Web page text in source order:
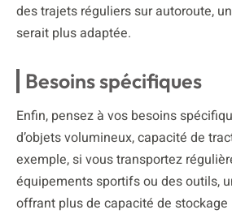
des trajets réguliers sur autoroute,
serait plus adaptée.
Besoins spécifiques
Enfin, pensez à vos besoins
d’objets volumineux, capacité de
exemple, si vous transportez
équipements sportifs ou des outils,
offrant plus de capacité de stockage